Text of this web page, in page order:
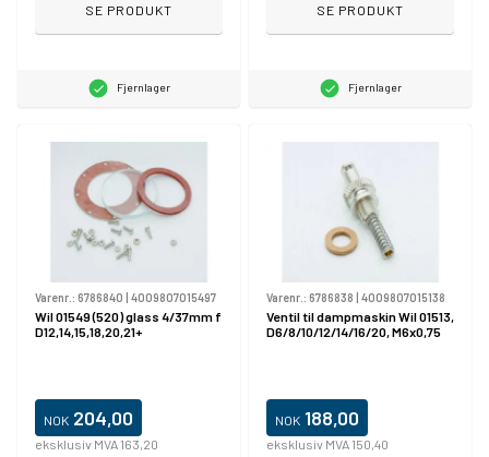
SE PRODUKT
Fjernlager
SE PRODUKT
Fjernlager
Varenr.: 6786840 | 4009807015497
Wil 01549 (520) glass 4/37mm f
D12,14,15,18,20,21+
NOK 204,00
eksklusiv MVA 163,20
Varenr.: 6786838 | 4009807015138
Ventil til dampmaskin Wil 01513,
D6/8/10/12/14/16/20, M6x0,75
NOK 188,00
eksklusiv MVA 150,40